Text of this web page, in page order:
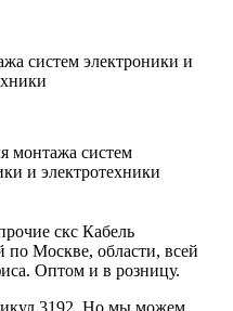
систем электроники и
монтажа систем
и электротехники
скс Кабель
Москве, области, всей
Оптом и в розницу.
3192. Но мы можем